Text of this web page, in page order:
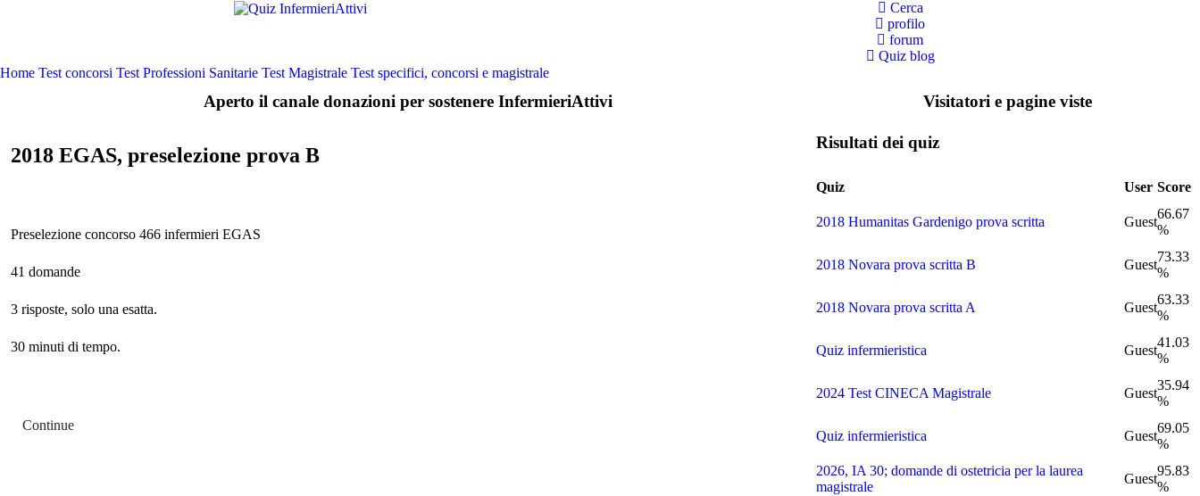
Cerca
profilo
forum
Quiz blog
Home Test concorsi Test Professioni Sanitarie Test Magistrale Test specifici, concorsi e magistrale
Aperto il canale donazioni per sostenere InfermieriAttivi
2018 EGAS, preselezione prova B
Preselezione concorso 466 infermieri EGAS
41 domande
3 risposte, solo una esatta.
30 minuti di tempo.
Continue
Visitatori e pagine viste
Risultati dei quiz
Quiz User Score
2018 Humanitas Gardenigo prova scritta Guest
66.67
%
2018 Novara prova scritta B Guest
73.33
%
2018 Novara prova scritta A Guest
63.33
%
Quiz infermieristica Guest
41.03
%
2024 Test CINECA Magistrale Guest
35.94
%
Quiz infermieristica Guest
69.05
%
2026, IA 30; domande di ostetricia per la laurea
magistrale
Guest
95.83
%